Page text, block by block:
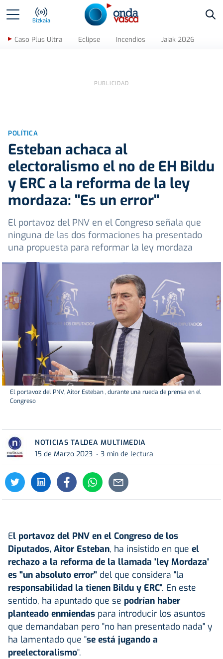
Bizkaia
Caso Plus Ultra Eclipse Incendios Jaiak 2026
POLÍTICA
Esteban achaca al
electoralismo el no de EH Bildu
y ERC a la reforma de la ley
mordaza: "Es un error"
El portavoz del PNV en el Congreso señala que
ninguna de las dos formaciones ha presentado
una propuesta para reformar la ley mordaza
El portavoz del PNV, Aitor Esteban , durante una rueda de prensa en el
Congreso
NOTICIAS TALDEA MULTIMEDIA
15 de Marzo 2023
3 min de lectura
El portavoz del PNV en el Congreso de los
Diputados, Aitor Esteban, ha insistido en que el
rechazo a la reforma de la llamada 'ley Mordaza'
es "un absoluto error" del que considera "la
responsabilidad la tienen Bildu y ERC". En este
sentido, ha apuntado que se podrían haber
planteado enmiendas para introducir los asuntos
que demandaban pero "no han presentado nada" y
ha lamentado que "se está jugando a
preelectoralismo".